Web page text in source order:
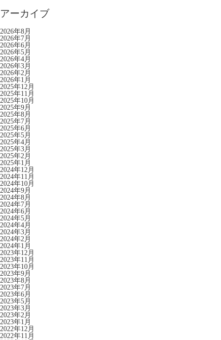
アーカイブ
2026年8月
2026年7月
2026年6月
2026年5月
2026年4月
2026年3月
2026年2月
2026年1月
2025年12月
2025年11月
2025年10月
2025年9月
2025年8月
2025年7月
2025年6月
2025年5月
2025年4月
2025年3月
2025年2月
2025年1月
2024年12月
2024年11月
2024年10月
2024年9月
2024年8月
2024年7月
2024年6月
2024年5月
2024年4月
2024年3月
2024年2月
2024年1月
2023年12月
2023年11月
2023年10月
2023年9月
2023年8月
2023年7月
2023年6月
2023年5月
2023年3月
2023年2月
2023年1月
2022年12月
2022年11月